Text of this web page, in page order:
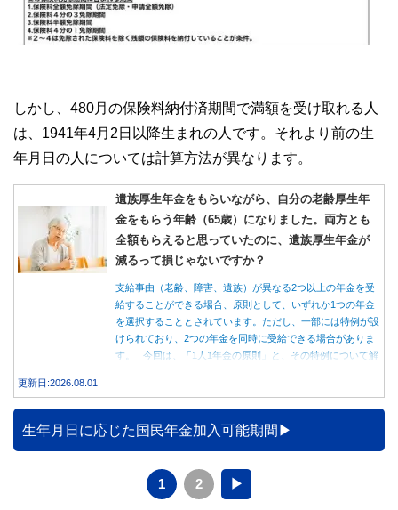
しかし、480月の保険料納付済期間で満額を受け取れる人
は、1941年4月2日以降生まれの人です。それより前の生
年月日の人については計算方法が異なります。
遺族厚生年金をもらいながら、自分の老齢厚生年
金をもらう年齢（65歳）になりました。両方とも
全額もらえると思っていたのに、遺族厚生年金が
減るって損じゃないですか？
支給事由（老齢、障害、遺族）が異なる2つ以上の年金を受
給することができる場合、原則として、いずれか1つの年金
を選択することとされています。ただし、一部には特例が設
けられており、2つの年金を同時に受給できる場合がありま
す。 今回は、「1人1年金の原則」と、その特例について解
更新日:2026.08.01
生年月日に応じた国民年金加入可能期間
1 2 ▶